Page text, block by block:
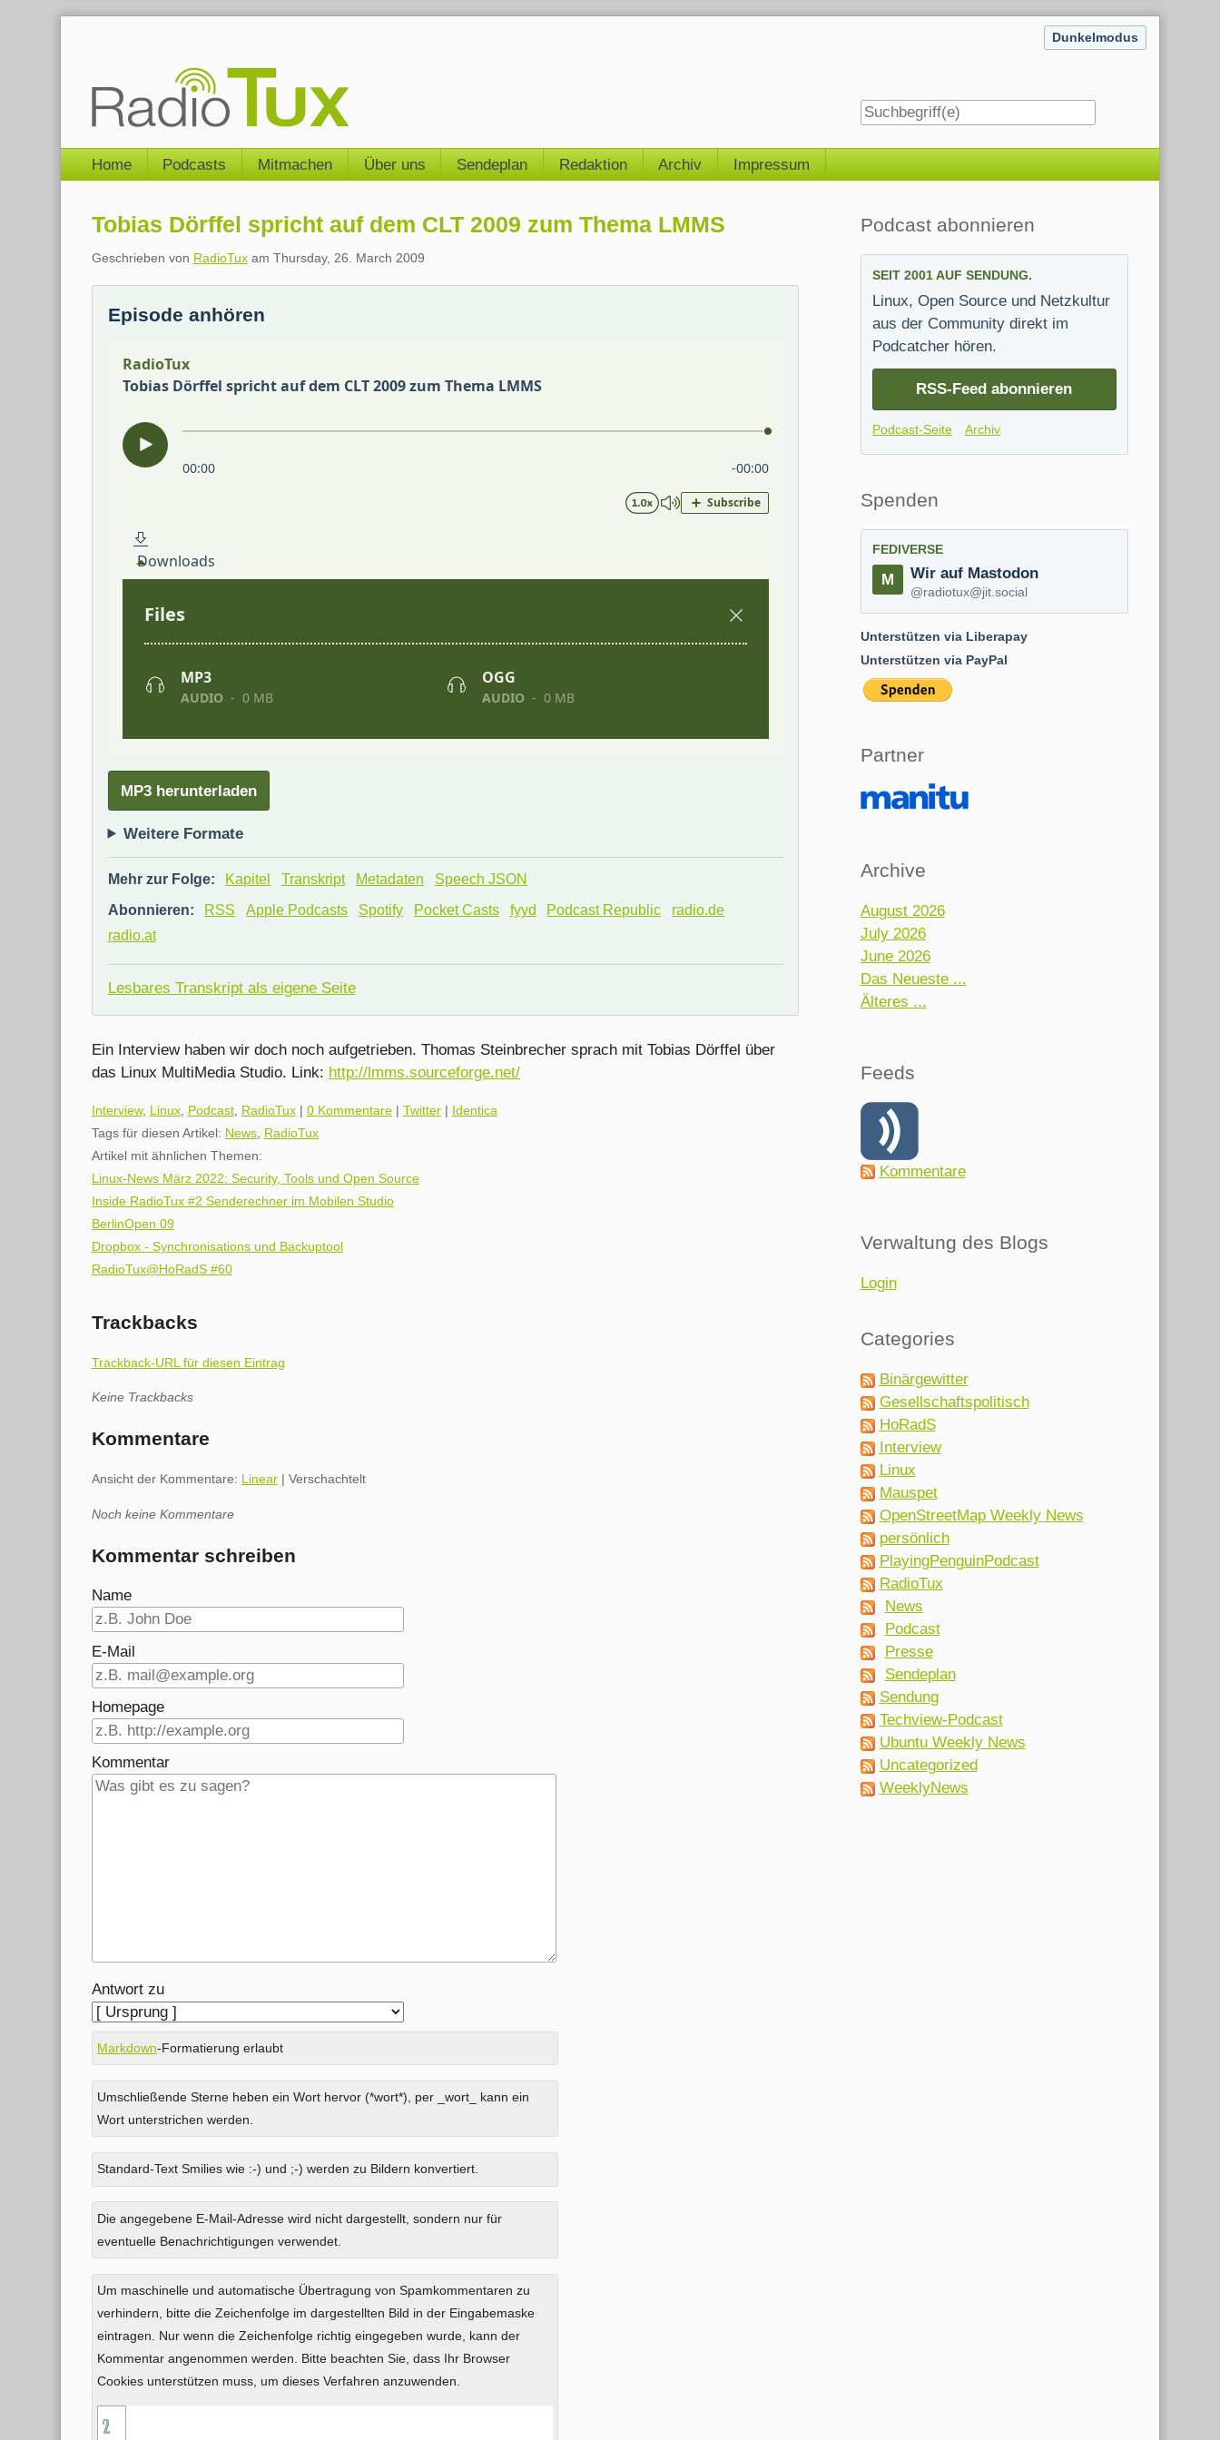
Dunkelmodus
Navigation
Home Podcasts Mitmachen Über uns Sendeplan Redaktion Archiv Impressum
Tobias Dörffel spricht auf dem CLT 2009 zum Thema LMMS
Geschrieben von RadioTuxam Thursday, 26. March 2009
Episode anhören
MP3 herunterladen
Weitere Formate
Mehr zur Folge: Kapitel Transkript Metadaten
Speech JSON
Abonnieren:
RSS Apple Podcasts Spotify Pocket Casts fyyd Podcast Republic
radio.de
radio.at
Lesbares Transkript als eigene Seite
Ein Interview haben wir doch noch aufgetrieben. Thomas Steinbrecher sprach mit Tobias Dörffel über
das Linux MultiMedia Studio. Link: http://lmms.sourceforge.net/
Kategorien:
Interview, Linux, Podcast, RadioTux| 0 Kommentare| Twitter| Identica
Tags für diesen Artikel: News, RadioTux
Artikel mit ähnlichen Themen:
Linux-News März 2022: Security, Tools und Open Source
Inside RadioTux #2 Senderechner im Mobilen Studio
BerlinOpen 09
Dropbox - Synchronisations und Backuptool
RadioTux@HoRadS #60
Trackbacks
Trackback-URL für diesen Eintrag
Keine Trackbacks
Kommentare
Ansicht der Kommentare: Linear| Verschachtelt
Noch keine Kommentare
Kommentar schreiben
Name
E-Mail
Homepage
Kommentar
Antwort zu
Markdown-Formatierung erlaubt
Umschließende Sterne heben ein Wort hervor (*wort*), per _wort_ kann ein
Wort unterstrichen werden.
Standard-Text Smilies wie :-) und ;-) werden zu Bildern konvertiert.
Was
Zwei
plus
Die angegebene E-Mail-Adresse wird nicht dargestellt, sondern nur für
eventuelle Benachrichtigungen verwendet.
Um maschinelle und automatische Übertragung von Spamkommentaren zu
verhindern, bitte die Zeichenfolge im dargestellten Bild in der Eingabemaske
eintragen. Nur wenn die Zeichenfolge richtig eingegeben wurde, kann der
Kommentar angenommen werden. Bitte beachten Sie, dass Ihr Browser
Cookies unterstützen muss, um dieses Verfahren anzuwenden.
Seitenleiste
Podcast abonnieren
SEIT 2001 AUF SENDUNG.
Linux, Open Source und Netzkultur
aus der Community direkt im
Podcatcher hören.
RSS-Feed abonnieren
Podcast-Seite Archiv
Spenden
FEDIVERSE
Wir auf Mastodon
@radiotux@jit.social
Unterstützen via Liberapay
Unterstützen via PayPal
Partner
Archive
August 2026
July 2026
June 2026
Das Neueste ...
Älteres ...
Feeds
Kommentare
Verwaltung des Blogs
Login
Categories
Binärgewitter
Gesellschaftspolitisch
HoRadS
Interview
Linux
Mauspet
OpenStreetMap Weekly News
persönlich
PlayingPenguinPodcast
RadioTux
News
Podcast
Presse
Sendeplan
Sendung
Techview-Podcast
Ubuntu Weekly News
Uncategorized
WeeklyNews